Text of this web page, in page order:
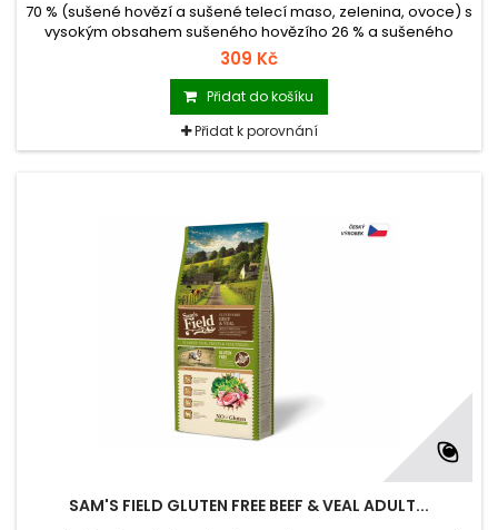
70 % (sušené hovězí a sušené telecí maso, zelenina, ovoce) s
vysokým obsahem sušeného hovězího 26 % a sušeného
telecího 20 % masa kompletní superprémiové krmivo pro
dospělé psy středních plemen krmivo bez lepku (Gluten Free)
krmivo vyrobené v České republice balení se zipem
hmotnost 2,5 kg
309 Kč
Přidat do košíku
Přidat k porovnání
SAM'S FIELD GLUTEN FREE BEEF & VEAL ADULT...